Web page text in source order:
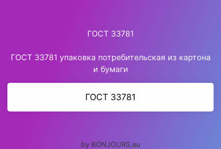
ГОСТ 33781
ГОСТ 33781 упаковка потребительская из картона
и бумаги
ГОСТ 33781
by BONJOURS.eu